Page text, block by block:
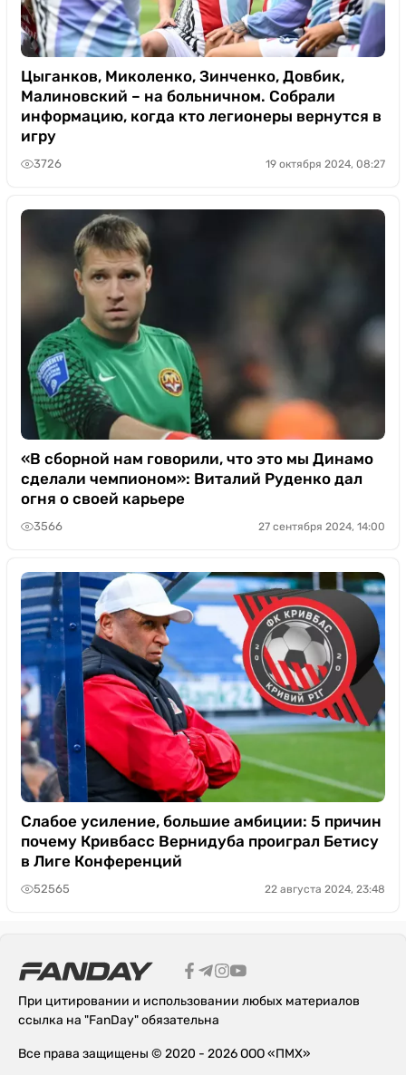
Цыганков, Миколенко, Зинченко, Довбик,
Малиновский – на больничном. Собрали
информацию, когда кто легионеры вернутся в
игру
3726 19 октября 2024, 08:27
«В сборной нам говорили, что это мы Динамо
сделали чемпионом»: Виталий Руденко дал
огня о своей карьере
3566 27 сентября 2024, 14:00
Слабое усиление, большие амбиции: 5 причин
почему Кривбасс Вернидуба проиграл Бетису
в Лиге Конференций
52565 22 августа 2024, 23:48
При цитировании и использовании любых материалов
ссылка на "FanDay" обязательна
Все права защищены © 2020 - 2026 ООО «ПМХ»